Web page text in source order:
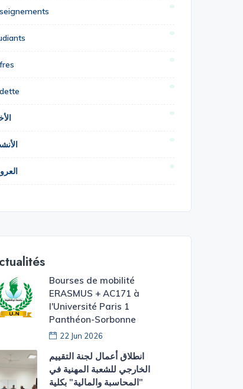
Bourses de mobilité
ERASMUS + AC171 à
l'Université Paris 1
Panthéon-Sorbonne
22 Jun 2026
​انطلاق أعمال لجنة التقييم
الخارجي للشعبة المهنية في
"المحاسبة والمالية" بكلية